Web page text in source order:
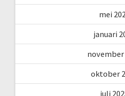
mei
januari
november
oktober
juli